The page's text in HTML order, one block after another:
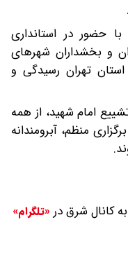
حضور در استانداری
و بخشداران شهرهای
تهران رسیدگی و
امام شهید، از همه
منظم، آبرومندانه
کانال شرق در «تلگرام»